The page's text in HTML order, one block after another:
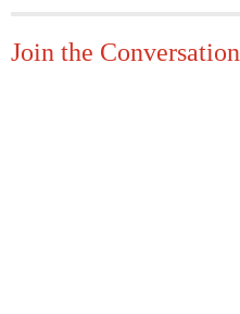
Join the Conversation